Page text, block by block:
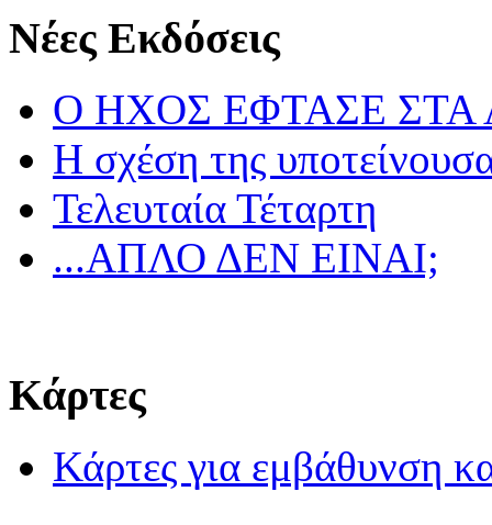
Νέες Εκδόσεις
Ο ΗΧΟΣ ΕΦΤΑΣΕ ΣΤΑ
Η σχέση της
Τελευταία Τέταρτη
...ΑΠΛΟ ΔΕΝ ΕΙΝΑΙ;
Κάρτες
Κάρτες για εμβάθυνση